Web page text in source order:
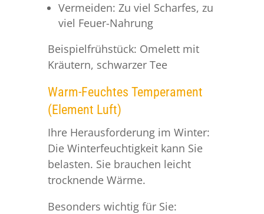
Vermeiden: Zu viel Scharfes, zu
viel Feuer-Nahrung
Beispielfrühstück: Omelett mit
Kräutern, schwarzer Tee
Warm-Feuchtes Temperament
(Element Luft)
Ihre Herausforderung im Winter:
Die Winterfeuchtigkeit kann Sie
belasten. Sie brauchen leicht
trocknende Wärme.
Besonders wichtig für Sie: